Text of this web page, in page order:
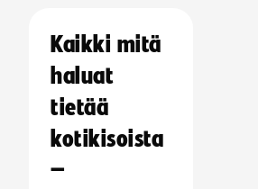
Kaikki mitä
haluat
tietää
kotikisoista
–